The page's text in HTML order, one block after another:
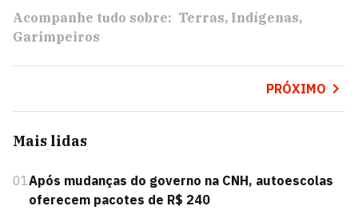
Acompanhe tudo sobre: Terras Indígenas
Garimpeiros
PRÓXIMO
Mais lidas
01Após mudanças do governo na CNH, autoescolas
oferecem pacotes de R$ 240